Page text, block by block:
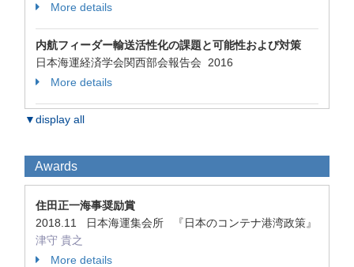
More details
内航フィーダー輸送活性化の課題と可能性および対策
日本海運経済学会関西部会報告会 2016
More details
▼display all
Awards
住田正一海事奨励賞
2018.11 日本海運集会所 『日本のコンテナ港湾政策』
津守 貴之
More details